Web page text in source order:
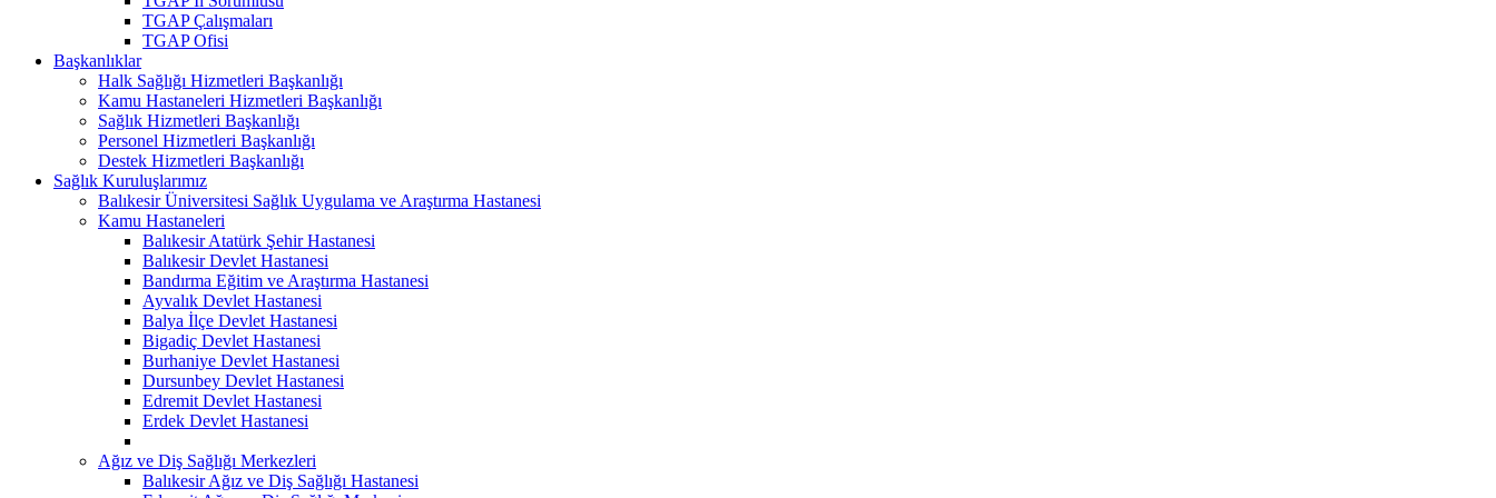
TGAP Çalışmaları
TGAP Ofisi
Başkanlıklar
Halk Sağlığı Hizmetleri Başkanlığı
Kamu Hastaneleri Hizmetleri Başkanlığı
Sağlık Hizmetleri Başkanlığı
Personel Hizmetleri Başkanlığı
Destek Hizmetleri Başkanlığı
Sağlık Kuruluşlarımız
Balıkesir Üniversitesi Sağlık Uygulama ve Araştırma Hastanesi
Kamu Hastaneleri
Balıkesir Atatürk Şehir Hastanesi
Balıkesir Devlet Hastanesi
Bandırma Eğitim ve Araştırma Hastanesi
Ayvalık Devlet Hastanesi
Balya İlçe Devlet Hastanesi
Bigadiç Devlet Hastanesi
Burhaniye Devlet Hastanesi
Dursunbey Devlet Hastanesi
Edremit Devlet Hastanesi
Erdek Devlet Hastanesi
Ağız ve Diş Sağlığı Merkezleri
Balıkesir Ağız ve Diş Sağlığı Hastanesi